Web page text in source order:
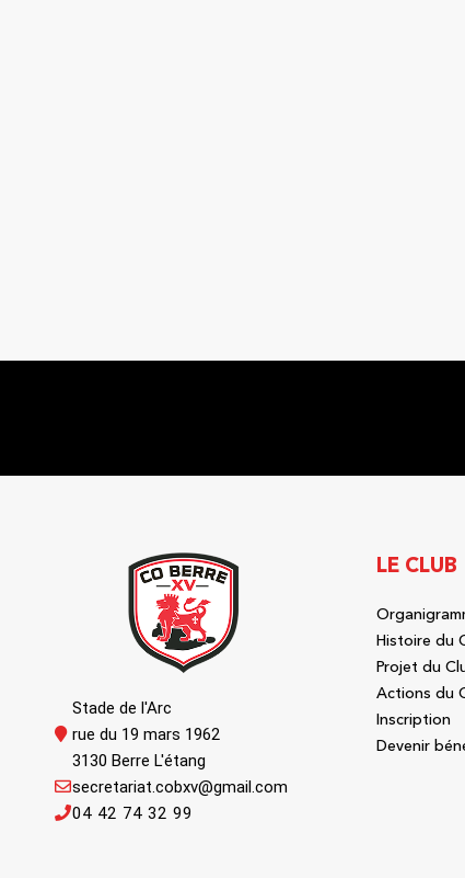
Stade de l'Arc
rue du 19 mars 1962
3130 Berre L'étang
04 42 74 32 99
secretariat.cobxv@gmail.com
LE CLUB
Histoire du
Projet du
Actions du
Inscription
Devenir